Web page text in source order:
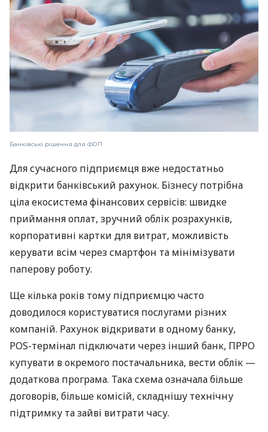
Банківські рішення для ФОП
Для сучасного підприємця вже недостатньо
відкрити банківський рахунок. Бізнесу потрібна
ціла екосистема фінансових сервісів: швидке
приймання оплат, зручний облік розрахунків,
корпоративні картки для витрат, можливість
керувати всім через смартфон та мінімізувати
паперову роботу.
Ще кілька років тому підприємцю часто
доводилося користуватися послугами різних
компаній. Рахунок відкривати в одному банку,
POS-термінал підключати через інший банк, ПРРО
купувати в окремого постачальника, вести облік —
додаткова програма. Така схема означала більше
договорів, більше комісій, складнішу технічну
підтримку та зайві витрати часу.